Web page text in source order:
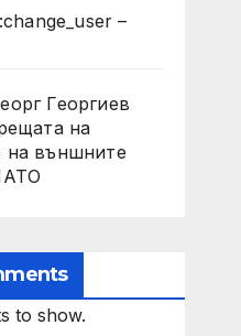
–
Георгиев
на
на външните
to show.